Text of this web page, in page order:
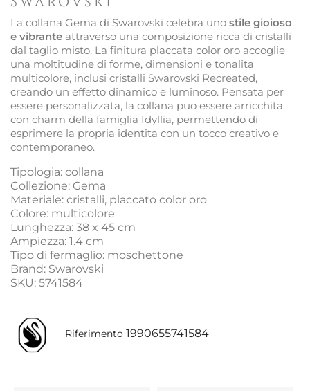
La collana Gema di Swarovski celebra uno stile gioioso
e vibrante attraverso una composizione ricca di cristalli
dal taglio misto. La finitura placcata color oro accoglie
una moltitudine di forme, dimensioni e tonalita
multicolore, inclusi cristalli Swarovski Recreated,
creando un effetto dinamico e luminoso. Pensata per
essere personalizzata, la collana puo essere arricchita
con charm della famiglia Idyllia, permettendo di
esprimere la propria identita con un tocco creativo e
contemporaneo.
Tipologia: collana
Collezione: Gema
Materiale: cristalli, placcato color oro
Colore: multicolore
Lunghezza: 38 x 45 cm
Ampiezza: 1.4 cm
Tipo di fermaglio: moschettone
Brand: Swarovski
SKU: 5741584
Riferimento 1990655741584